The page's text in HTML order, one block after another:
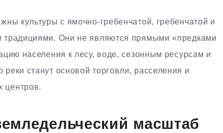
культуры с ямочно-гребенчатой, гребенчатой и
традициями. Они не являются прямыми «предками
населения к лесу, воде, сезонным ресурсам и
станут основой торговли, расселения и
центров.
масштаб